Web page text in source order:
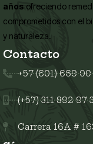
años ofreciendo
comprometidos con el
y naturaleza.
Contacto
+57 (601) 669 00
(+57) 311 892 97
Carrera 16A #